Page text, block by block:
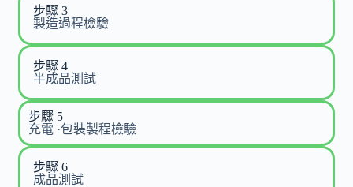
步驟 3
製造過程檢驗
步驟 4
半成品測試
步驟 5
充電 ·包裝製程檢驗
步驟 6
成品測試